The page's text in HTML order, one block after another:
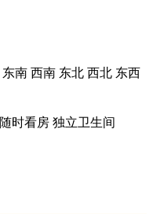
东南 西南 东北 西北 东西
随时看房 独立卫生间